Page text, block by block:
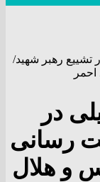
تشییع رهبر شهید/
در
رسانی
و هلال